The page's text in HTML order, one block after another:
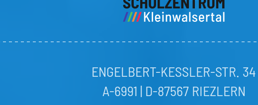
ENGELBERT-KESSLER-STR. 34
A-6991 | D-87567 RIEZLERN